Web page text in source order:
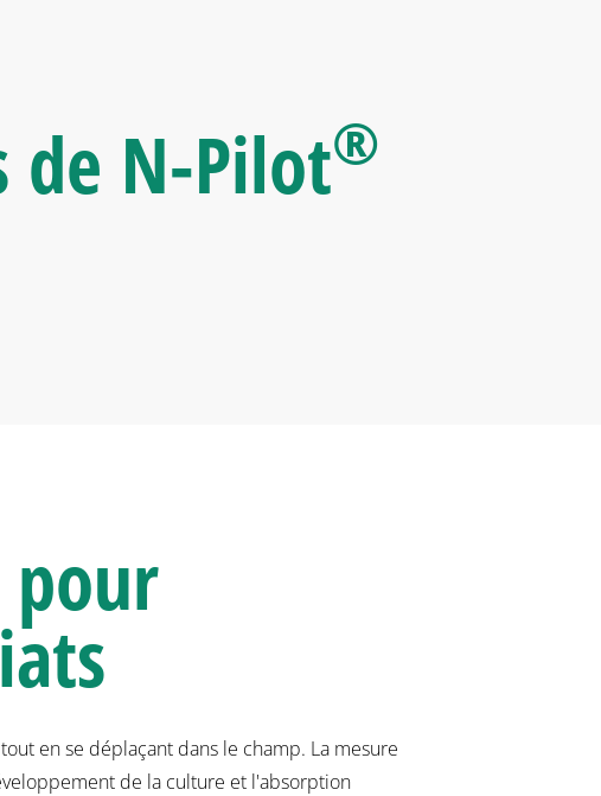
de N-Pilot®
pour
en se déplaçant dans le champ. La mesure
de la culture et l'absorption